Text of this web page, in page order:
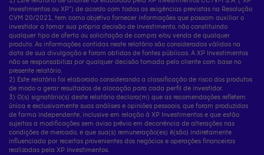
Investimentos ou XP”) de acordo com todas as exigências previstas na Resolução
CVM 20/2021, tem como objetivo fornecer informações que possam auxiliar o
investidor a tomar sua própria decisão de investimento, não constituindo
qualquer tipo de oferta ou solicitação de compra e/ou venda de qualquer
produto. As informações contidas neste relatório são consideradas válidas na
data de sua divulgação e foram obtidas de fontes públicas. A XP Investimentos
não se responsabiliza por qualquer decisão tomada pelo cliente com base no
presente relatório.
2) Este relatório foi elaborado considerando a classificação de risco dos produtos
de modo a gerar resultados de alocação para cada perfil de investidor.
3) O(s) signatário(s) deste relatório declara(m) que as recomendações refletem
única e exclusivamente suas análises e opiniões pessoais, que foram produzidas
de forma independente, inclusive em relação à XP Investimentos e que estão
sujeitas a modificações sem aviso prévio em decorrência de alterações nas
condições de mercado, e que sua(s) remuneração(es) é(são) indiretamente
influenciada por receitas provenientes dos negócios e operações financeiras
realizadas pela XP Investimentos.